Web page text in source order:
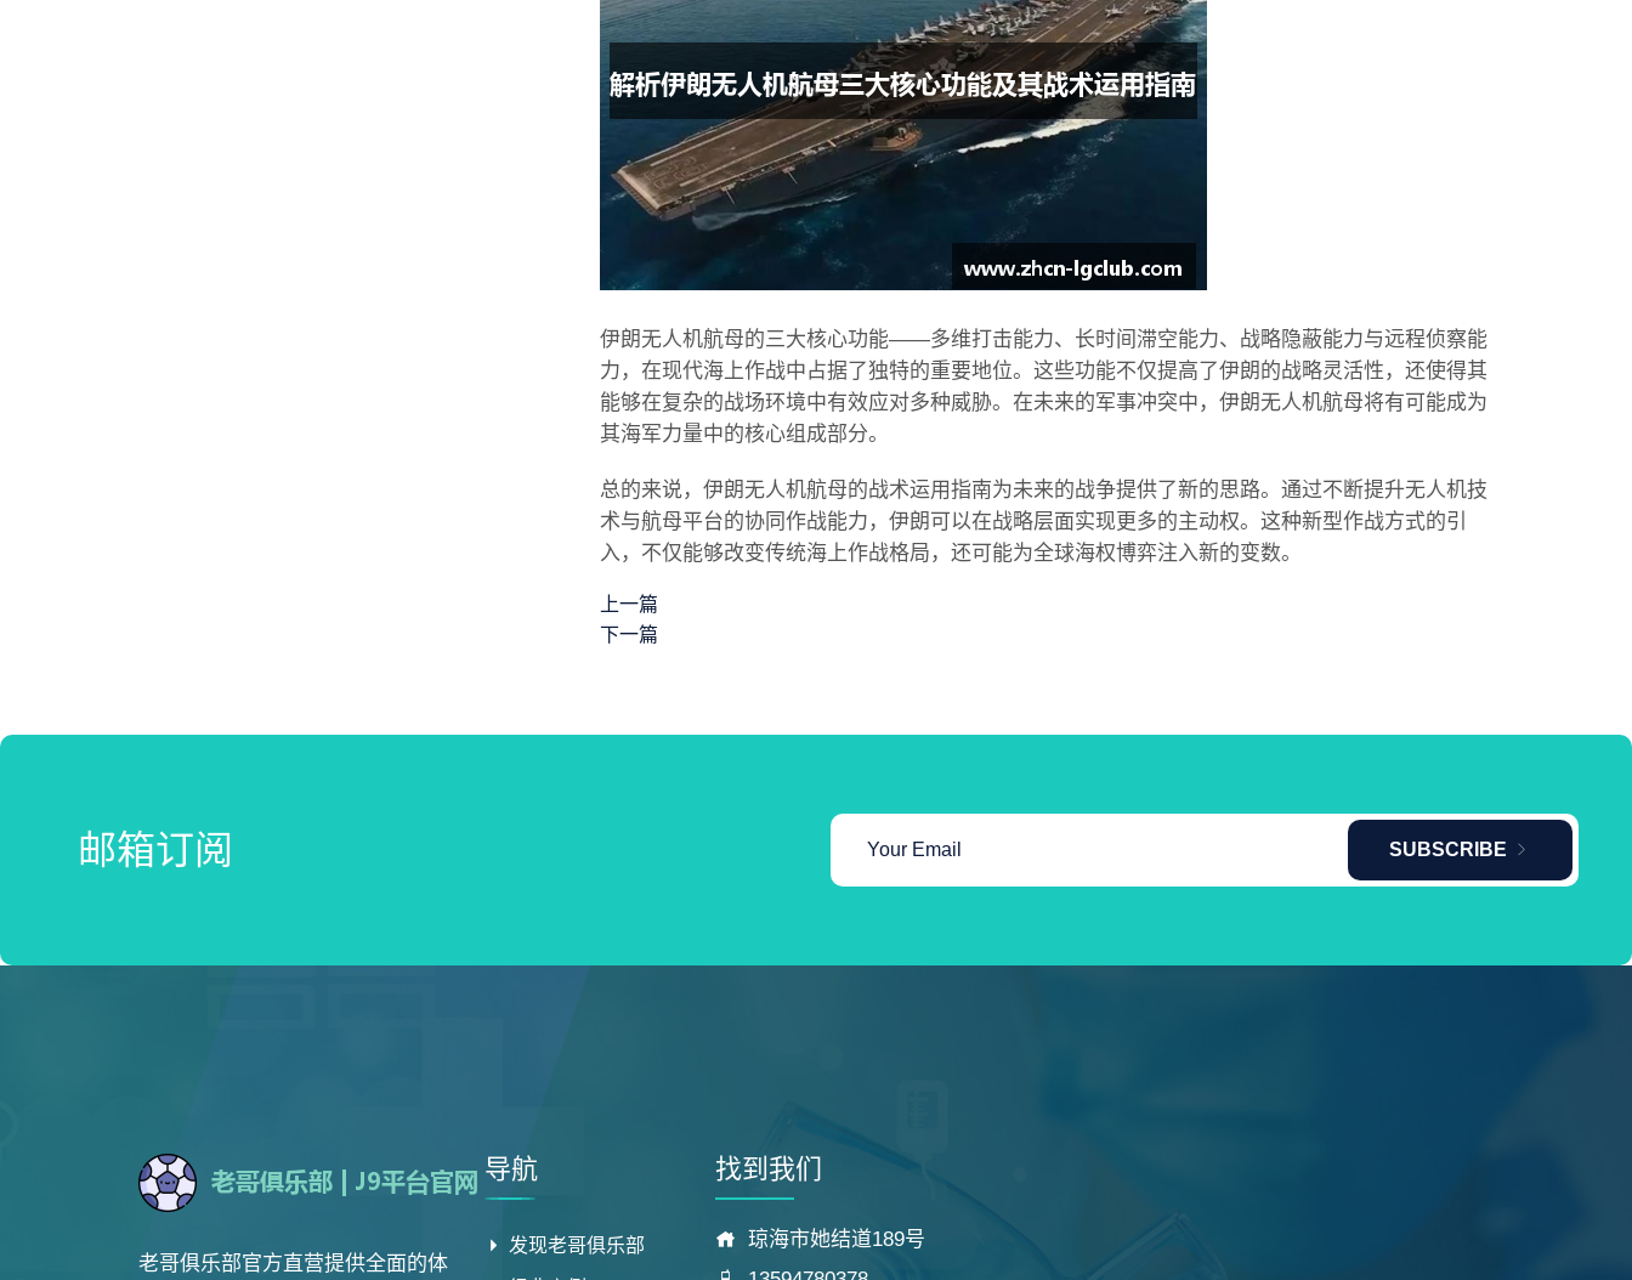
伊朗无人机航母的三大核心功能——多维打击能力、长时间滞空能力、战略隐蔽能力与远程侦察能
力，在现代海上作战中占据了独特的重要地位。这些功能不仅提高了伊朗的战略灵活性，还使得其
能够在复杂的战场环境中有效应对多种威胁。在未来的军事冲突中，伊朗无人机航母将有可能成为
其海军力量中的核心组成部分。
总的来说，伊朗无人机航母的战术运用指南为未来的战争提供了新的思路。通过不断提升无人机技
术与航母平台的协同作战能力，伊朗可以在战略层面实现更多的主动权。这种新型作战方式的引
入，不仅能够改变传统海上作战格局，还可能为全球海权博弈注入新的变数。
上一篇
下一篇
邮箱订阅 SUBSCRIBE
老哥俱乐部官方直营提供全面的体
导航
发现老哥俱乐部
找到我们
琼海市她结道189号